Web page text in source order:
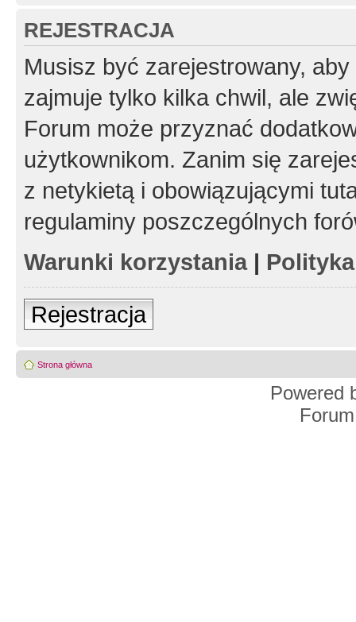
REJESTRACJA
Musisz być zarejestrowany,
zajmuje tylko kilka chwil, ale
Forum może przyznać
użytkownikom. Zanim się
z netykietą i obowiązującymi
regulaminy poszczególnych
Warunki korzystania|
Rejestracja
Strona główna
Powered